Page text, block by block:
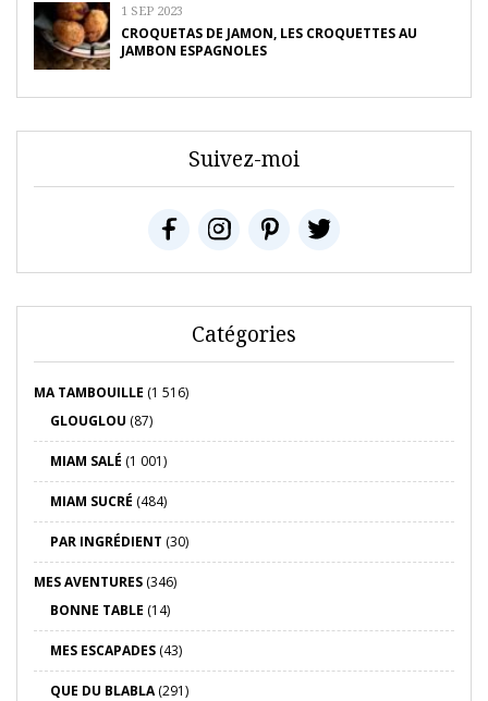
1 SEP 2023
CROQUETAS DE JAMON, LES CROQUETTES AU
JAMBON ESPAGNOLES
Suivez-moi
Catégories
MA TAMBOUILLE (1 516)
GLOUGLOU (87)
MIAM SALÉ (1 001)
MIAM SUCRÉ (484)
PAR INGRÉDIENT (30)
MES AVENTURES (346)
BONNE TABLE (14)
MES ESCAPADES (43)
QUE DU BLABLA(291)